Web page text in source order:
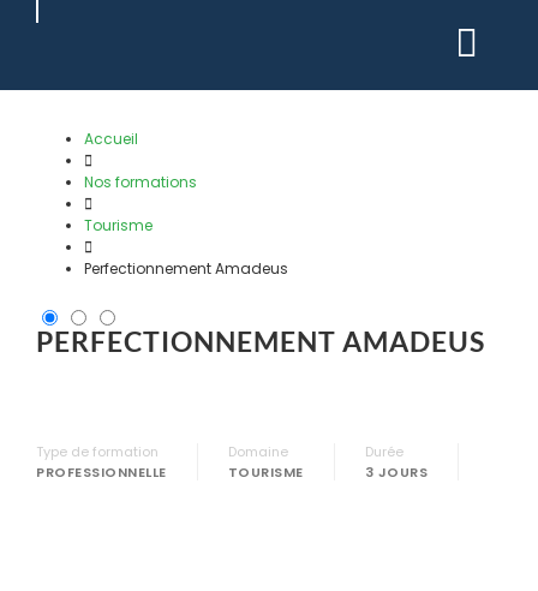
Accueil
Nos formations
Tourisme
Perfectionnement Amadeus
PERFECTIONNEMENT AMADEUS
Type de formation
PROFESSIONNELLE
Domaine
TOURISME
Durée
3 JOURS